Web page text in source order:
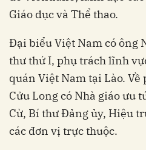
Giáo dục và Thể thao.
Đại biểu Việt Nam có ông
thư thứ I, phụ trách lĩnh
quán Việt Nam tại Lào.
Cửu Long có Nhà giáo ưu
Cừ, Bí thư Đảng ủy, Hiệu
các đơn vị trực thuộc.